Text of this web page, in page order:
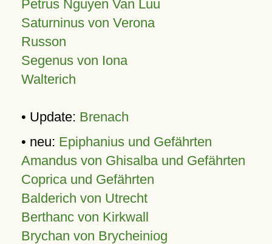
Petrus Nguyen Van Luu
Saturninus von Verona
Russon
Segenus von Iona
Walterich
• Update: Brenach
• neu: Epiphanius und Gefährten
Amandus von Ghisalba und Gefährten
Coprica und Gefährten
Balderich von Utrecht
Berthanc von Kirkwall
Brychan von Brycheiniog